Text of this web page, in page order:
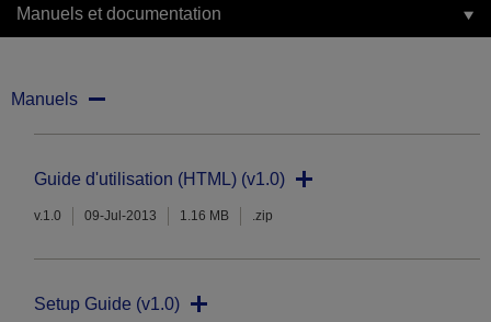
Manuels et documentation
Manuels
Guide d'utilisation (HTML) (v1.0)
v.1.0 09-Jul-2013 1.16 MB .zip
Setup Guide (v1.0)